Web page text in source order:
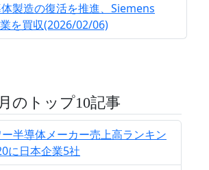
製造の復活を推進、Siemens
を買収(2026/02/06)
のトップ10記事
半導体メーカー売上高ランキン
に日本企業5社